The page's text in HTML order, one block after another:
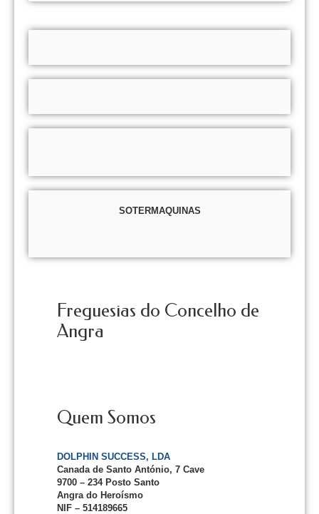
SOTERMAQUINAS
Freguesias do Concelho de
Angra
Quem Somos
DOLPHIN SUCCESS, LDA
Canada de Santo António, 7 Cave
9700 – 234 Posto Santo
Angra do Heroísmo
NIF – 514189665